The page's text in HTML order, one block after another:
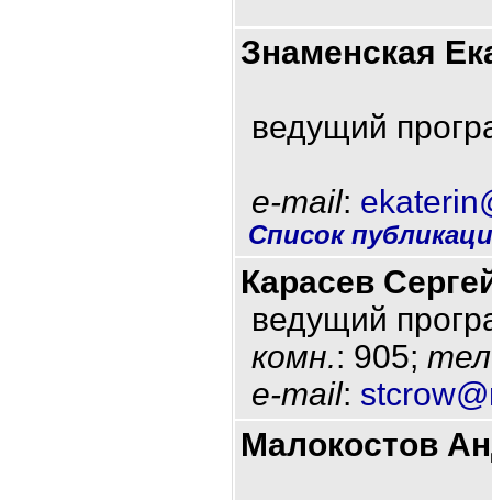
Знаменская
ведущий
e-mail:
Список
Карасев
ведущий
комн.: 905;
e-mail:
Малокостов